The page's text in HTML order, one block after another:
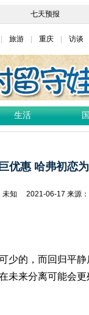
旅游 重庆 访谈
生活
优惠 哈弗初恋
未知 2021-06-17 来源：
少的，而回归平
来分离可能会更